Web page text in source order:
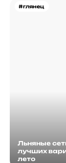
#глянец
Льняные
лучших
лето